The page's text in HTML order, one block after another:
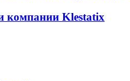
компании Klestatix